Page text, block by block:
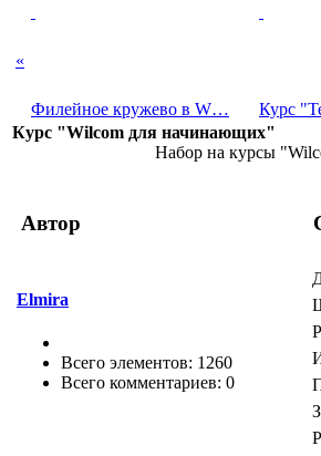
«
Филейное кружево в W… Курс
Курс "Wilcom для начинающих"
Набор на курсы
Автор
Elmira
Всего элементов: 1260
Всего комментариев: 0